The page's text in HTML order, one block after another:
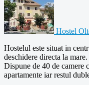
Hostel
Hostelul este situat in
deschidere directa la mare.
Dispune de 40 de camere
apartamente iar restul